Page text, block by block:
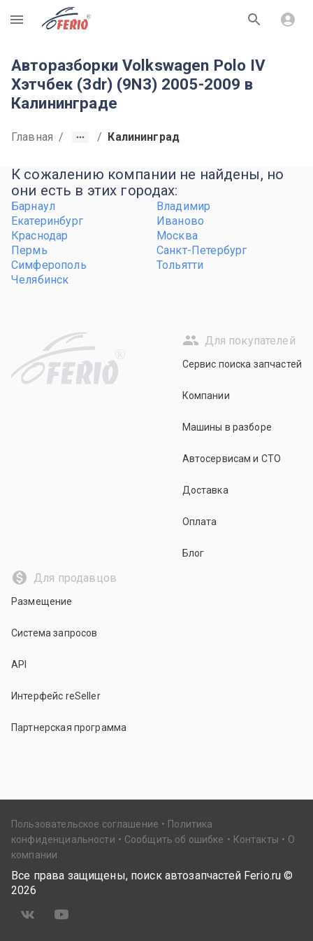
R
Авторазборки Volkswagen Polo IV
Хэтчбек (3dr) (9N3) 2005-2009 в
Калининграде
Главная / / Калининград
К сожалению компании не найдены, но
они есть в этих городах:
Барнаул
Владимир
Екатеринбург
Иваново
Краснодар
Москва
Пермь
Санкт-Петербург
Симферополь
Тольятти
Челябинск
R
Для покупателей
Сервис поиска запчастей
Компании
Машины в разборе
Автосервисам и СТО
Доставка
Оплата
Блог
Для продавцов
Размещение
Система запросов
API
Интерфейс reSeller
Партнерская программа
Пользовательское соглашение
Политика
конфиденциальности
Сообщить об ошибке Контакты
О
компании
Все права защищены, поиск автозапчастей Ferio.ru ©
2026